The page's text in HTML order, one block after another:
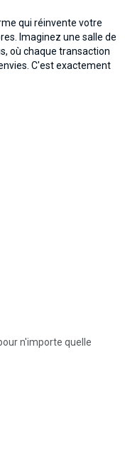
qui réinvente votre
Imaginez une salle de
où chaque transaction
C'est exactement
n'importe quelle